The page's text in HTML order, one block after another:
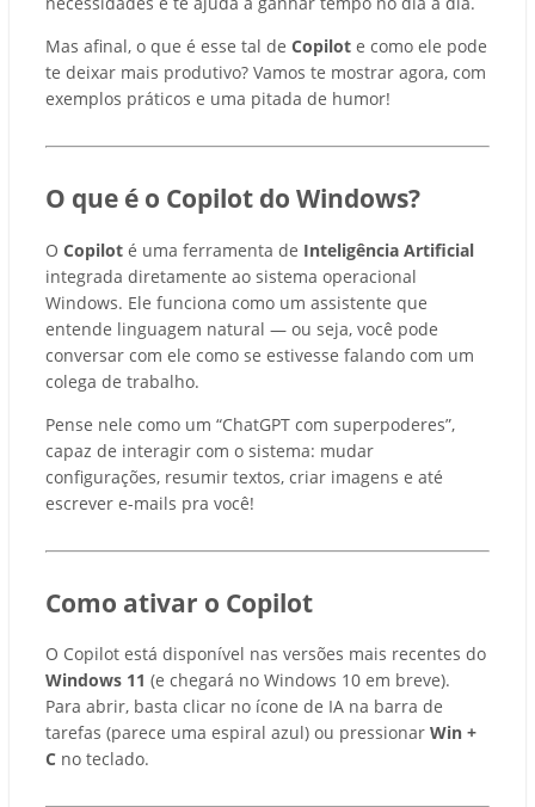
Mas afinal, o que é esse tal de Copilot e como ele pode
te deixar mais produtivo? Vamos te mostrar agora, com
exemplos práticos e uma pitada de humor!
O que é o Copilot do Windows?
O Copilot é uma ferramenta de Inteligência Artificial
integrada diretamente ao sistema operacional
Windows. Ele funciona como um assistente que
entende linguagem natural — ou seja, você pode
conversar com ele como se estivesse falando com um
colega de trabalho.
Pense nele como um “ChatGPT com superpoderes”,
capaz de interagir com o sistema: mudar
configurações, resumir textos, criar imagens e até
escrever e-mails pra você!
Como ativar o Copilot
O Copilot está disponível nas versões mais recentes do
Windows 11 (e chegará no Windows 10 em breve).
Para abrir, basta clicar no ícone de IA na barra de
tarefas (parece uma espiral azul) ou pressionar Win +
C no teclado.